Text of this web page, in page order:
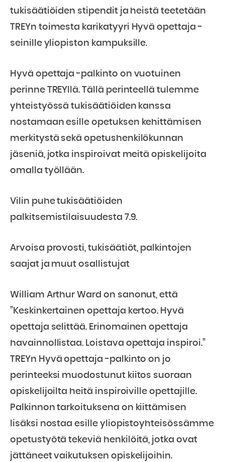
tukisäätiöiden stipendit ja heistä teetetään
TREYn toimesta karikatyyri Hyvä opettaja -
seinille yliopiston kampuksille.
Hyvä opettaja -palkinto on vuotuinen
perinne TREYllä. Tällä perinteellä tulemme
yhteistyössä tukisäätiöiden kanssa
nostamaan esille opetuksen kehittämisen
merkitystä sekä opetushenkilökunnan
jäseniä, jotka inspiroivat meitä opiskelijoita
omalla työllään.
Vilin puhe tukisäätiöiden
palkitsemistilaisuudesta 7.9.
Arvoisa provosti, tukisäätiöt, palkintojen
saajat ja muut osallistujat
William Arthur Ward on sanonut, että
”Keskinkertainen opettaja kertoo. Hyvä
opettaja selittää. Erinomainen opettaja
havainnollistaa. Loistava opettaja inspiroi.”
TREYn Hyvä opettaja -palkinto on jo
perinteeksi muodostunut kiitos suoraan
opiskelijoilta heitä inspiroiville opettajille.
Palkinnon tarkoituksena on kiittämisen
lisäksi nostaa esille yliopistoyhteisössämme
opetustyötä tekeviä henkilöitä, jotka ovat
jättäneet vaikutuksen opiskelijoihin.